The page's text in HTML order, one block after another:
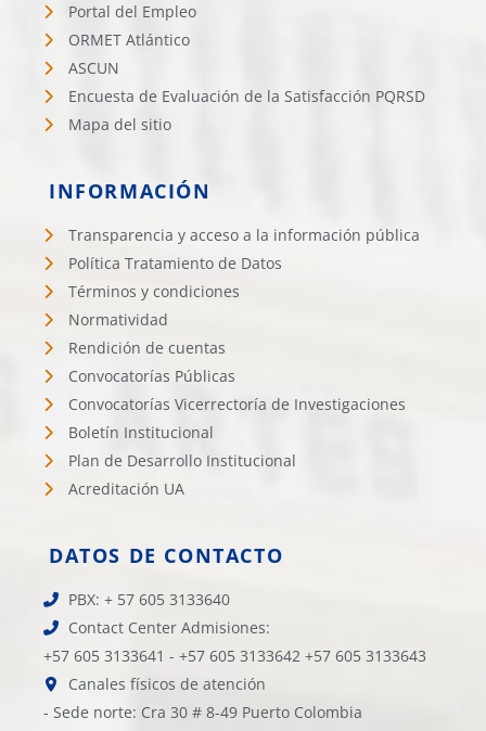
Portal del Empleo
ORMET Atlántico
ASCUN
Encuesta de Evaluación de la Satisfacción PQRSD
Mapa del sitio
INFORMACIÓN
Transparencia y acceso a la información pública
Política Tratamiento de Datos
Términos y condiciones
Normatividad
Rendición de cuentas
Convocatorías Públicas
Convocatorías Vicerrectoría de Investigaciones
Boletín Institucional
Plan de Desarrollo Institucional
Acreditación UA
DATOS DE CONTACTO
PBX: + 57 605 3133640
Contact Center Admisiones:
+57 605 3133641 - +57 605 3133642 +57 605 3133643
Canales físicos de atención
- Sede norte: Cra 30 # 8-49 Puerto Colombia